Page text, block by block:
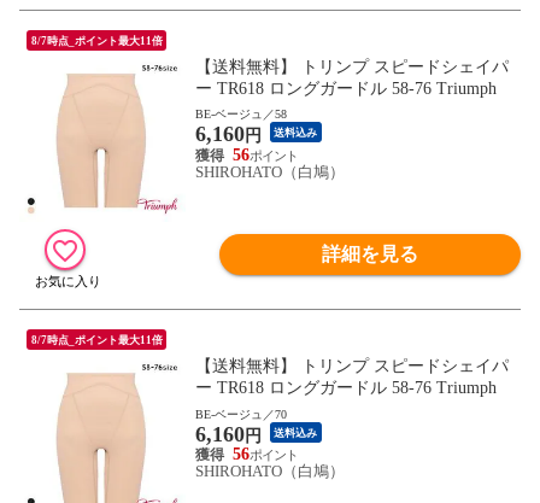
8/7時点_ポイント最大11倍
【送料無料】 トリンプ スピードシェイパ
ー TR618 ロングガードル 58-76 Triumph
BE-ベージュ／58
6,160円 送料込み
56
SHIROHATO（白鳩）
詳細を見る
8/7時点_ポイント最大11倍
【送料無料】 トリンプ スピードシェイパ
ー TR618 ロングガードル 58-76 Triumph
BE-ベージュ／70
6,160円 送料込み
56
SHIROHATO（白鳩）